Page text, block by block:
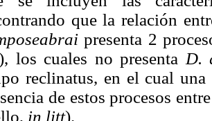
que la relación
presenta 2
los cuales no presenta D.
reclinatus, en el cual
de estos procesos
in litt).